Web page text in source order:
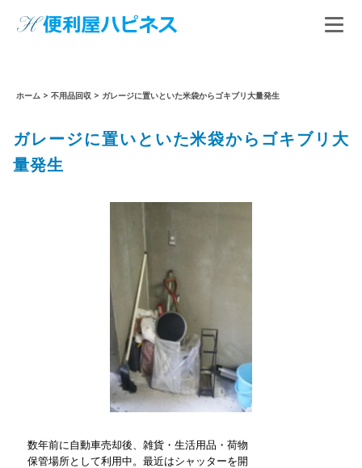
ホーム > 不用品回収 > ガレージに置いといた米袋からゴキブリ大量発生
ガレージに置いといた米袋からゴキブリ大
量発生
数年前に自動車売却後、雑貨・生活用品・荷物
保管場所として利用中。最近はシャッターを開